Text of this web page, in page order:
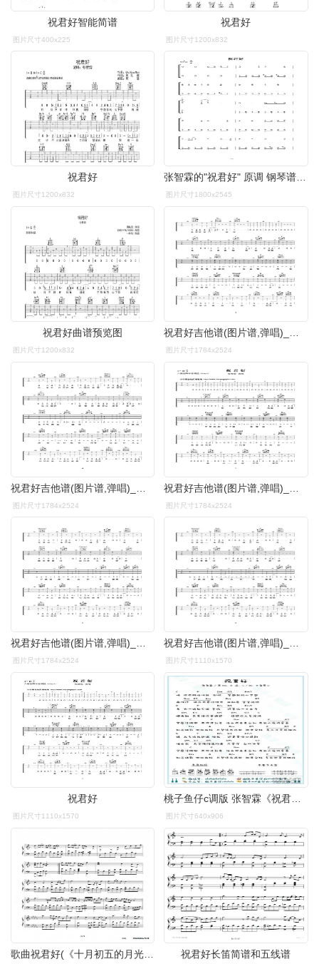
祝君好智能简谱
图片尺寸400x225
祝君好
图片尺寸1200x832
祝君好
图片尺寸1200x832
张智霖的"祝君好" 原调 钢琴谱 钢琴双手简谱 钢琴简谱.pdf
图片尺寸1800x2545
祝君好曲谱预览图
图片尺寸1200x832 图片尺寸1784x2524
图片尺寸1784x2524 图片尺寸1784x2524
祝君好吉他谱(图片谱,弹唱)_张智霖_祝君好02.gif
图片尺寸1784x2524
祝君好吉他谱(图片谱,弹唱)_张智霖_祝君好02.gif
图片尺寸1110x1570
祝君好
图片尺寸1110x1570 图片尺寸640x906
祝君好长笛简谱和五线谱